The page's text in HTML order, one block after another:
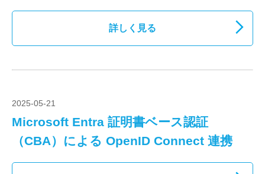
詳しく見る
2025-05-21
Microsoft Entra 証明書ベース認証
（CBA）による OpenID Connect 連携